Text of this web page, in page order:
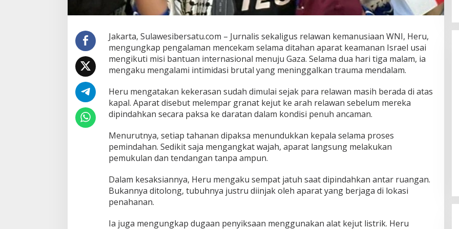
i
n
j
a
r
a
s
r
a
D
i
e
r
,
Jakarta, Sulawesibersatu.com – Jurnalis sekaligus relawan kemanusiaan WNI, Heru,
mengungkap pengalaman mencekam selama ditahan aparat keamanan Israel usai
mengikuti misi bantuan internasional menuju Gaza. Selama dua hari tiga malam, ia
mengaku mengalami intimidasi brutal yang meninggalkan trauma mendalam.
Heru mengatakan kekerasan sudah dimulai sejak para relawan masih berada di atas
kapal. Aparat disebut melempar granat kejut ke arah relawan sebelum mereka
dipindahkan secara paksa ke daratan dalam kondisi penuh ancaman.
Menurutnya, setiap tahanan dipaksa menundukkan kepala selama proses
pemindahan. Sedikit saja mengangkat wajah, aparat langsung melakukan
pemukulan dan tendangan tanpa ampun.
Dalam kesaksiannya, Heru mengaku sempat jatuh saat dipindahkan antar ruangan.
Bukannya ditolong, tubuhnya justru diinjak oleh aparat yang berjaga di lokasi
penahanan.
Ia juga mengungkap dugaan penyiksaan menggunakan alat kejut listrik. Heru
Fahriana Salurkan 25 Hand
Sprayer di Desa Topejawa21 Desember
2025